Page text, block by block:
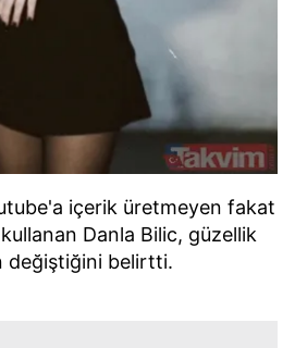
içerik üretmeyen fakat
Danla Bilic, güzellik
değiştiğini belirtti.